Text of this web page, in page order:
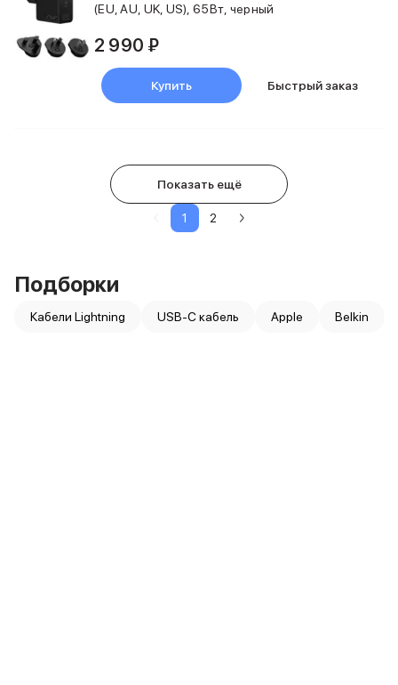
(EU, AU, UK, US), 65Вт, черный
2 990 ₽
Купить Быстрый заказ
Показать ещё
1 2
Подборки
Кабели Lightning USB-C кабель Apple Belkin